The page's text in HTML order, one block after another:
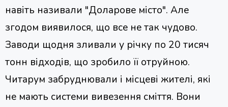
навіть називали "Доларове місто". Але
згодом виявилося, що все не так чудово.
Заводи щодня зливали у річку по 20 тисяч
тонн відходів, що зробило її отруйною.
Читарум забруднювали і місцеві жителі, які
не мають системи вивезення сміття. Вони